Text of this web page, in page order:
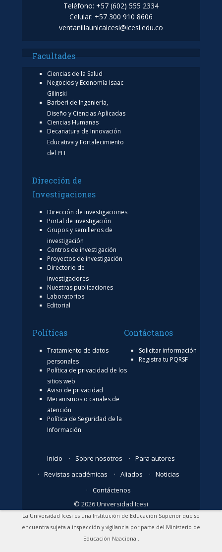
Teléfono: +57 (602) 555 2334
Celular: +57 300 910 8606
ventanillaunicaicesi@icesi.edu.co
Facultades
Ciencias de la Salud
Negocios y Economía Isaac
Gilinski
Barberi de Ingeniería,
Diseño y Ciencias Aplicadas
Ciencias Humanas
Decanatura de Innovación
Educativa y Fortalecimiento
del PEI
Dirección de
Investigaciones
Dirección de investigaciones
Portal de investigación
Grupos y semilleros de
investigación
Centros de investigación
Proyectos de investigación
Directorio de
investigadores
Nuestras publicaciones
Laboratorios
Editorial
Políticas
Tratamiento de datos
personales
Política de privacidad de los
sitios web
Aviso de privacidad
Mecanismos o canales de
atención
Política de Seguridad de la
Información
Contáctanos
Solicitar información
Registra tu PQRSF
Inicio Sobre nosotros
Para autores
Revistas académicas
Aliados
Noticias
Contáctenos
© 2026 Universidad Icesi
La Universidad Icesi es una Institución de Educación Superior que se
encuentra sujeta a inspección y vigilancia por parte del Ministerio de
Educación Naacional.